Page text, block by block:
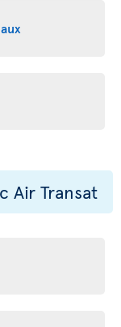
Air Transat